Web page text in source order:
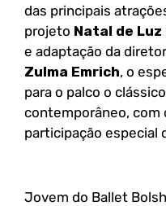
das principais
projeto Natal de Luz
e adaptação da
Zulma Emrich, o
para o palco o
contemporâneo, com
participação especial
Jovem do Ballet